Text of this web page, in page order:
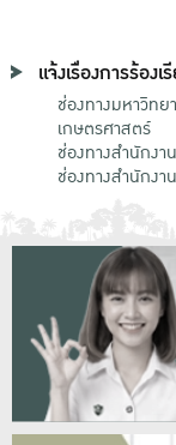
แจ้งเรื่องการร้อง
ช่องทางมหาวิทย
เกษตรศาสตร์
ช่องทางสำนักงา
ช่องทางสำนักง